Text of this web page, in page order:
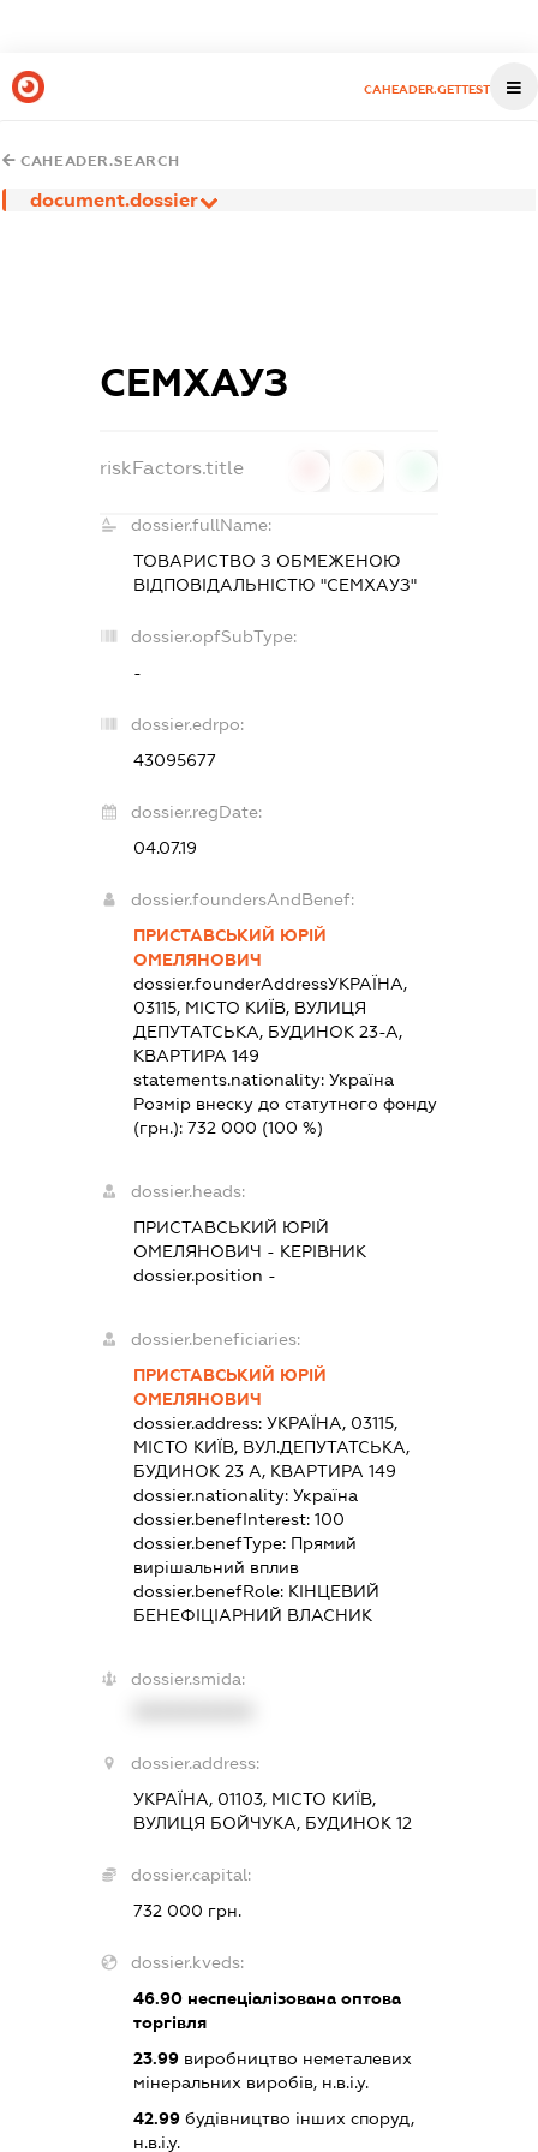
CAHEADER.GETTEST
CAHEADER.SEARCH
document.dossier
СЕМХАУЗ
riskFactors.title
dossier.fullName:
ТОВАРИСТВО З ОБМЕЖЕНОЮ
ВІДПОВІДАЛЬНІСТЮ "СЕМХАУЗ"
dossier.opfSubType:
-
dossier.edrpo:
43095677
dossier.regDate:
04.07.19
dossier.foundersAndBenef:
ПРИСТАВСЬКИЙ ЮРІЙ
ОМЕЛЯНОВИЧ
dossier.founderAddressУКРАЇНА,
03115, МІСТО КИЇВ, ВУЛИЦЯ
ДЕПУТАТСЬКА, БУДИНОК 23-А,
КВАРТИРА 149
statements.nationality:Україна
Розмір внеску до статутного фонду
(грн.):732 000 (100 %)
dossier.heads:
ПРИСТАВСЬКИЙ ЮРІЙ
ОМЕЛЯНОВИЧ - КЕРІВНИК
dossier.position -
dossier.beneficiaries:
ПРИСТАВСЬКИЙ ЮРІЙ
ОМЕЛЯНОВИЧ
dossier.address:УКРАЇНА, 03115,
МІСТО КИЇВ, ВУЛ.ДЕПУТАТСЬКА,
БУДИНОК 23 А, КВАРТИРА 149
dossier.nationality:Україна
dossier.benefInterest:100
dossier.benefType: Прямий
вирішальний вплив
dossier.benefRole: КІНЦЕВИЙ
БЕНЕФІЦІАРНИЙ ВЛАСНИК
dossier.smida:
dossier.address:
УКРАЇНА, 01103, МІСТО КИЇВ,
ВУЛИЦЯ БОЙЧУКА, БУДИНОК 12
dossier.capital:
732 000 грн.
dossier.kveds:
46.90 неспеціалізована оптова
торгівля
23.99 виробництво неметалевих
мінеральних виробів, н.в.і.у.
42.99 будівництво інших споруд,
н.в.і.у.